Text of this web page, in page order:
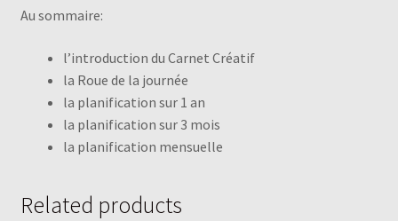
Au sommaire:
l’introduction du Carnet Créatif
la Roue de la journée
la planification sur 1 an
la planification sur 3 mois
la planification mensuelle
Related products